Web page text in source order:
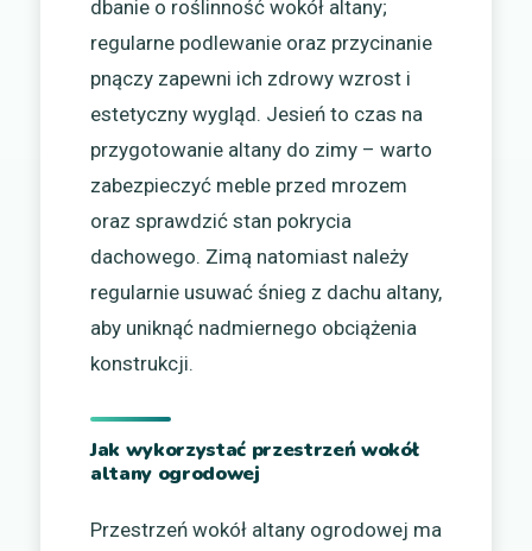
dbanie o roślinność wokół altany;
regularne podlewanie oraz przycinanie
pnączy zapewni ich zdrowy wzrost i
estetyczny wygląd. Jesień to czas na
przygotowanie altany do zimy – warto
zabezpieczyć meble przed mrozem
oraz sprawdzić stan pokrycia
dachowego. Zimą natomiast należy
regularnie usuwać śnieg z dachu altany,
aby uniknąć nadmiernego obciążenia
konstrukcji.
Jak wykorzystać przestrzeń wokół
altany ogrodowej
Przestrzeń wokół altany ogrodowej ma